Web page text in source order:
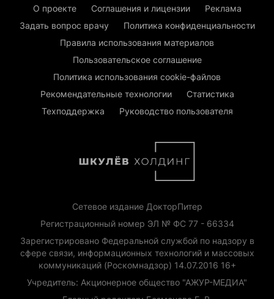
О проекте Соглашения и лицензии
Реклама
Задать вопрос врачу
Политика конфиденциальности
Правила использования материалов
Пользовательское соглашение
Политика использования cookie-файлов
Рекомендательные технологии
Статистика
Техподдержка
Руководство пользователя
Сетевое издание ДокторПитер
Регистрационный номер ЭЛ № ФС 77 - 66334
Зарегистрировано Федеральной службой по надзору в
сфере связи, информационных технологий и массовых
коммуникаций (Роскомнадзор) 14.07.2016 16+
Учредитель: Акционерное общество "АЖУР-МЕДИА"